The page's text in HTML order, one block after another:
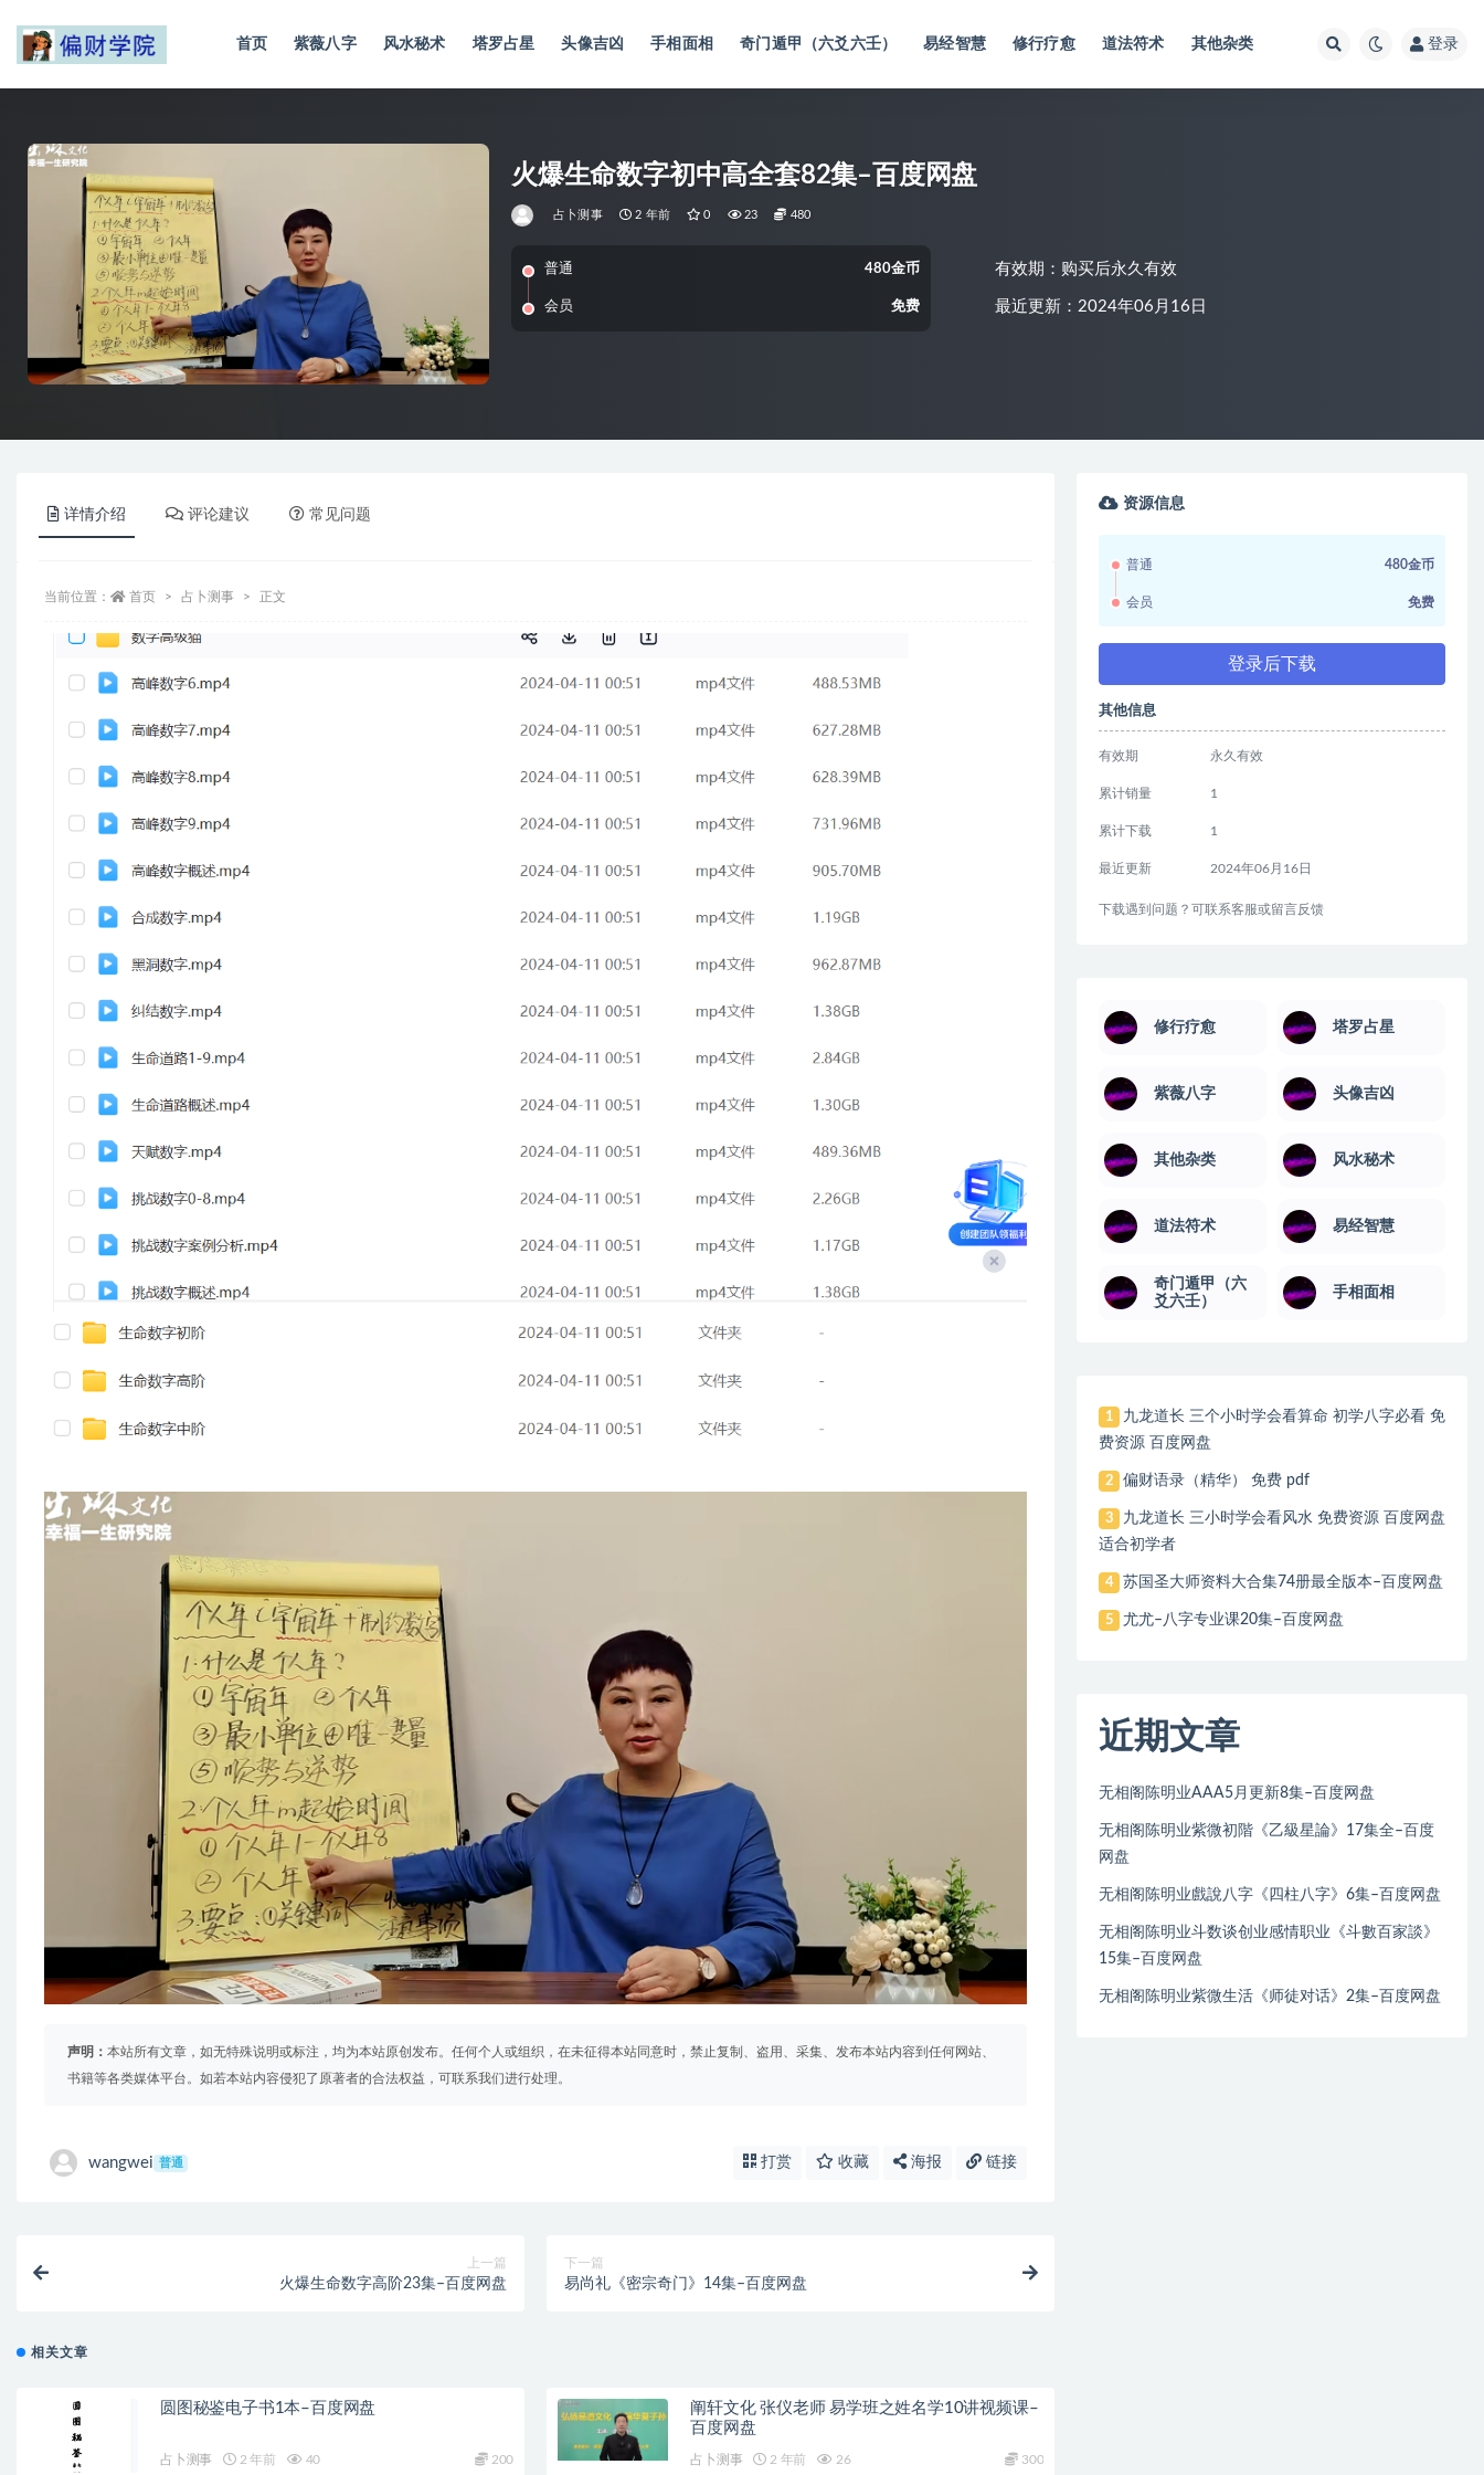
首页 紫薇八字 风水秘术 塔罗占星 头像吉凶 手相面相 奇门遁甲（六爻六壬） 易经智慧 修行疗愈 道法符术 其他杂类 登录
火爆生命数字初中高全套82集–百度网盘
占卜测事 2 年前 0 23 480
普通 480金币
会员 免费
有效期：购买后永久有效
最近更新：2024年06月16日
详情介绍 评论建议 常见问题
当前位置： 首页 占卜测事 正文
声明： 本站所有文章，如无特殊说明或标注，均为本站原创发布。任何个人或组织，在未征得本站同意时，禁止复制、盗用、采集、发布本站内容到任何网站、
书籍等各类媒体平台。如若本站内容侵犯了原著者的合法权益，可联系我们进行处理。
wangwei 普通 打赏 收藏 海报 链接
上一篇
火爆生命数字高阶23集–百度网盘
下一篇
易尚礼《密宗奇门》14集–百度网盘
相关文章
圆图秘鉴电子书1本–百度网盘
占卜测事 2 年前 40 200
阐轩文化 张仪老师 易学班之姓名学10讲视频课–
百度网盘
占卜测事 2 年前 26 300
资源信息
普通 480金币
会员 免费
登录后下载
其他信息
有效期 永久有效
累计销量 1
累计下载 1
最近更新 2024年06月16日
下载遇到问题？可联系客服或留言反馈
修行疗愈 塔罗占星
紫薇八字 头像吉凶
其他杂类 风水秘术
道法符术 易经智慧
奇门遁甲（六
爻六壬）
手相面相
1
九龙道长 三个小时学会看算命 初学八字必看 免
费资源 百度网盘
2 偏财语录（精华） 免费 pdf
3
九龙道长 三小时学会看风水 免费资源 百度网盘
适合初学者
4 苏国圣大师资料大合集74册最全版本–百度网盘
5 尤尤–八字专业课20集–百度网盘
近期文章
无相阁陈明业AAA5月更新8集–百度网盘
无相阁陈明业紫微初階《乙級星論》17集全–百度
网盘
无相阁陈明业戲說八字《四柱八字》6集–百度网盘
无相阁陈明业斗数谈创业感情职业《斗數百家談》
15集–百度网盘
无相阁陈明业紫微生活《师徒对话》2集–百度网盘